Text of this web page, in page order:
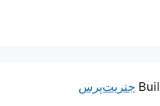
جنریت‌پرس